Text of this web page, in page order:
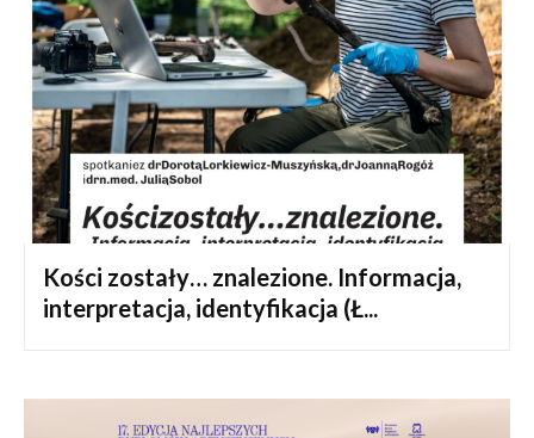
Kości zostały… znalezione. Informacja,
interpretacja, identyfikacja (Ł...